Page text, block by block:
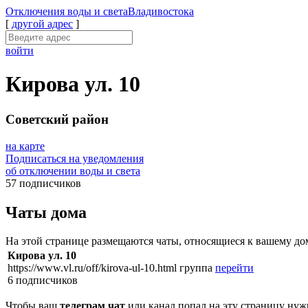
Отключения воды и светаВладивостока
[ другой адрес ]
войти
Кирова ул. 10
Советский район
на карте
Подписаться на уведомления
об отключении воды и света
57 подписчиков
Чаты дома
На этой странице размещаются чаты, относящиеся к вашему
Кирова ул. 10
https://www.vl.ru/off/kirova-ul-10.html
6 подписчиков
группа перейти